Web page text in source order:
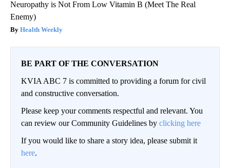
Neuropathy is Not From Low Vitamin B (Meet The Real
Enemy)
Health Weekly
BE PART OF THE CONVERSATION
KVIA ABC 7 is committed to providing a forum for civil
and constructive conversation.
Please keep your comments respectful and relevant. You
can review our Community Guidelines by clicking here
If you would like to share a story idea, please submit it
here.